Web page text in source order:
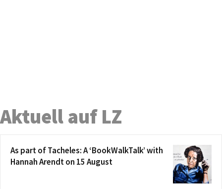
Aktuell auf LZ
As part of Tacheles: A ‘BookWalkTalk’ with
Hannah Arendt on 15 August